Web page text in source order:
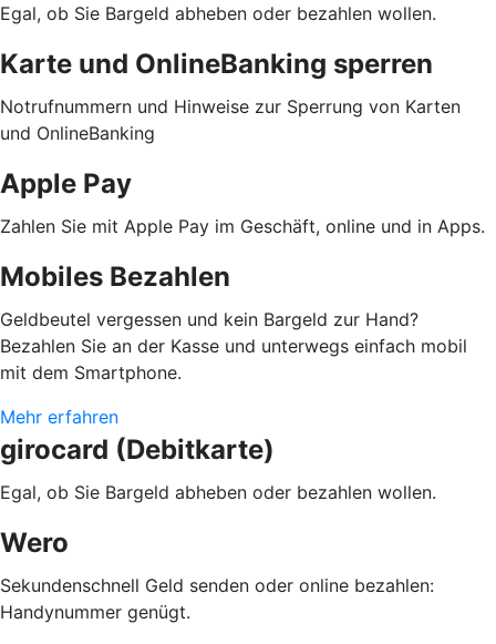
Egal, ob Sie Bargeld abheben oder bezahlen wollen.
Karte und OnlineBanking sperren
Notrufnummern und Hinweise zur Sperrung von Karten
und OnlineBanking
Apple Pay
Zahlen Sie mit Apple Pay im Geschäft, online und in Apps.
Mobiles Bezahlen
Geldbeutel vergessen und kein Bargeld zur Hand?
Bezahlen Sie an der Kasse und unterwegs einfach mobil
mit dem Smartphone.
Mehr erfahren
girocard (Debitkarte)
Egal, ob Sie Bargeld abheben oder bezahlen wollen.
Wero
Sekundenschnell Geld senden oder online bezahlen:
Handynummer genügt.